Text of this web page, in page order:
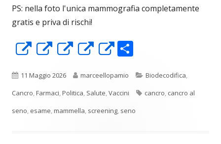
PS: nella foto l'unica mammografia completamente
gratis e priva di rischi!
Apre
una
nuova
finestra
Apre
una
nuova
finestra
Apre
una
nuova
finestra
Apre
una
nuova
finestra
Apre
una
nuova
finestra
n
di
vi
Pubblicato
11 Maggio 2026 Autore
marceellopamio Categorie
Biodecodifica,
Cancro,Farmaci,Politica, Salute,Vaccini Tag
cancro, cancro al
seno, esame,mammella, screening, seno